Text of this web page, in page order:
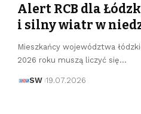
Alert RCB dla
i silny wiatr w
Mieszkańcy województwa
2026 roku muszą liczyć się…
SW 19.07.2026